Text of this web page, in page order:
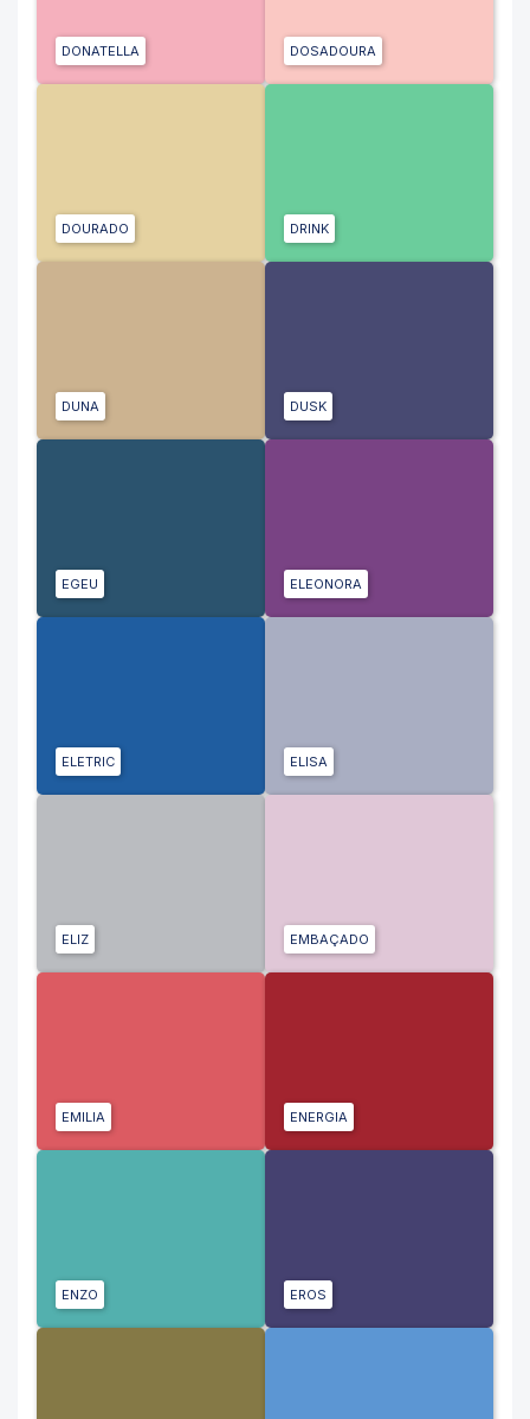
DONATELLA DOSADOURA
DOURADO DRINK
DUNA DUSK
EGEU ELEONORA
ELETRIC ELISA
ELIZ EMBAÇADO
EMILIA ENERGIA
ENZO EROS